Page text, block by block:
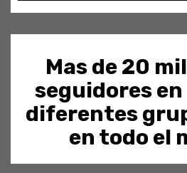
Mas de 20
seguidores
diferentes
en todo el